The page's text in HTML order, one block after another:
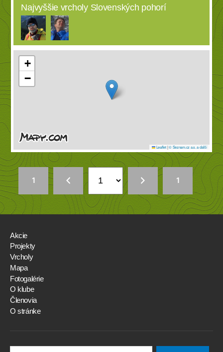
Najvyššie vrcholy Slovenských pohorí
+
−
Leaflet|© Seznam.cz a.s. a další
1 1
Akcie
Projekty
Vrcholy
Mapa
Fotogalérie
O klube
Členovia
O stránke